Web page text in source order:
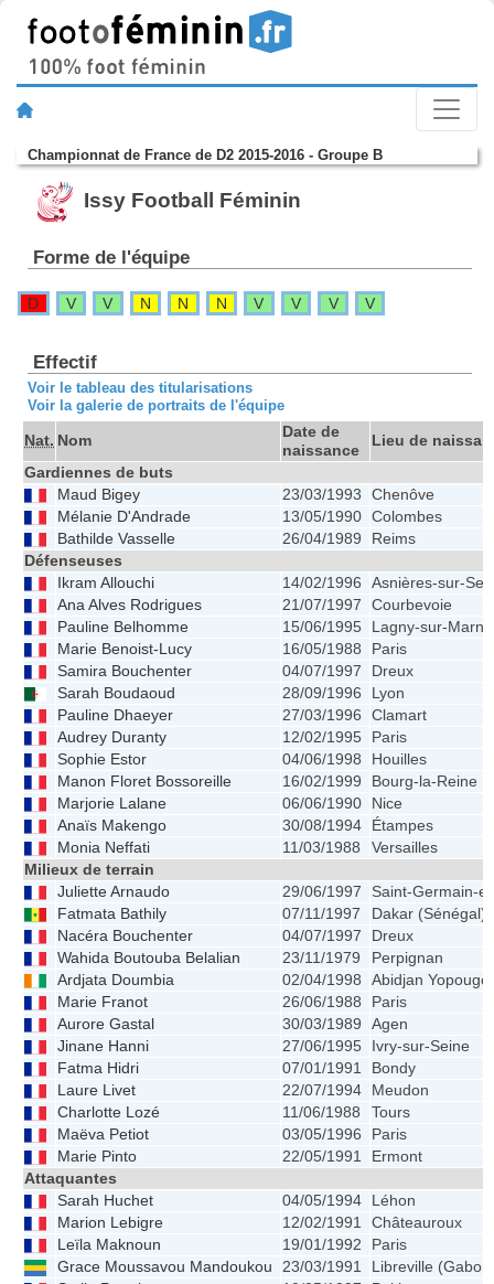
Championnat de France de D2 2015-2016 - Groupe B
Issy Football Féminin
Forme de l'équipe
D V V N N N V V V V
Effectif
Voir le tableau des titularisations
Voir la galerie de portraits de l'équipe
Nat. Nom
Date de
naissance
Lieu de
Gardiennes de buts
Maud Bigey
23/03/1993
Chenôve
Mélanie D'Andrade
13/05/1990 Colombes
Bathilde Vasselle
26/04/1989
Reims
Défenseuses
Ikram Allouchi
14/02/1996
Asnières-sur-
Ana Alves Rodrigues
21/07/1997
Courbevoie
Pauline Belhomme
15/06/1995
Lagny-sur-Marne
Marie Benoist-Lucy
16/05/1988
Paris
Samira Bouchenter
04/07/1997
Dreux
Sarah Boudaoud
28/09/1996
Lyon
Pauline Dhaeyer
27/03/1996
Clamart
Audrey Duranty
12/02/1995
Paris
Sophie Estor
04/06/1998
Houilles
Manon Floret Bossoreille
16/02/1999
Bourg-la-Reine
Marjorie Lalane
06/06/1990
Nice
Anaïs Makengo
30/08/1994
Étampes
Monia Neffati
11/03/1988
Versailles
Milieux de terrain
Juliette Arnaudo
29/06/1997
Saint-Germain-
Fatmata Bathily
07/11/1997
Dakar (Sénégal)
Nacéra Bouchenter
04/07/1997
Dreux
Wahida Boutouba Belalian
23/11/1979
Perpignan
Ardjata Doumbia
02/04/1998
Abidjan
Marie Franot
26/06/1988
Paris
Aurore Gastal
30/03/1989
Agen
Jinane Hanni
27/06/1995
Ivry-sur-Seine
Fatma Hidri
07/01/1991
Bondy
Laure Livet
22/07/1994
Meudon
Charlotte Lozé
11/06/1988
Tours
Maëva Petiot
03/05/1996
Paris
Marie Pinto
22/05/1991
Ermont
Attaquantes
Sarah Huchet
04/05/1994
Léhon
Marion Lebigre
12/02/1991
Châteauroux
Leïla Maknoun
19/01/1992
Paris
Grace Moussavou Mandoukou
23/03/1991
Libreville